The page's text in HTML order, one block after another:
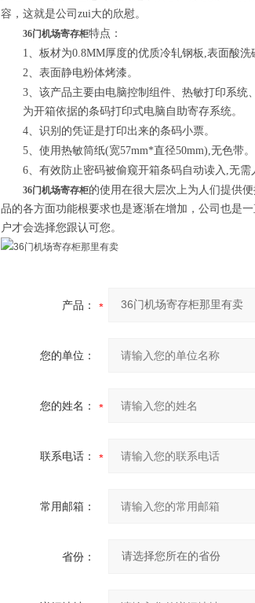
容，这就是公司zui大的欣慰。
36门机场寄存柜特点：
1、板材为0.8MM厚度的优质冷轧钢板 ,表面酸洗
2、表面静电粉体烤漆。
3、该产品主要由电脑控制组件、热敏打印系统
为开箱依据的条码打印式电脑自助寄存系统。
4、识别的凭证是打印出来的条码小票。
5、使用热敏筒纸(宽57mm*直径50mm),无色带。
6、有效防止密码被偷窥开箱条码自动读入 ,无需
36门机场寄存柜的使用在很大层次上为人们提供
品的各方面功能根要求也是逐渐在增加，公司也是
户才会选择您跟认可您。
产品：
您的单位：
您的姓名：
联系电话：
常用邮箱：
省份：